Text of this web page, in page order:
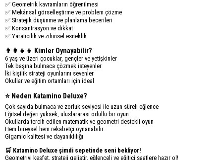
✅ Geometrik kavramların öğrenilmesi
✅ Mekânsal görselleştirme ve problem çözme
✅ Stratejik düşünme ve planlama becerileri
✅ Konsantrasyon ve dikkat
✅ Yaratıcılık ve zihinsel esneklik
👨‍👩‍👧‍👦 Kimler Oynayabilir?
6 yaş ve üzeri çocuklar, gençler ve yetişkinler
Tek başına bulmaca çözmek isteyenler
İki kişilik strateji oyunlarını sevenler
Okullar ve eğitim ortamları için ideal
⭐ Neden Katamino Deluxe?
Çok sayıda bulmaca ve zorluk seviyesi ile uzun süreli eğlence
Eğitsel değeri yüksek, uluslararası ödüllü bir oyun
Okullarda tercih edilen matematik ve geometri destekli oyun
Hem bireysel hem rekabetçi oynanabilir
Gigamic kalitesi ve dayanıklılığı
🛒 Katamino Deluxe şimdi sepetinde seni bekliyor!
Geometriyi keşfet, strateji geliştir, eğlenceli ve eğitici saatlere hazır ol!